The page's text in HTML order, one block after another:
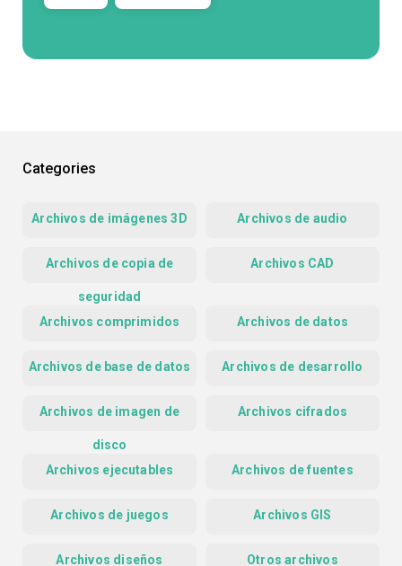
Categories
Archivos de imágenes 3D Archivos de audio
Archivos de copia de
seguridad
Archivos CAD
Archivos comprimidos Archivos de datos
Archivos de base de datos Archivos de desarrollo
Archivos de imagen de
disco
Archivos cifrados
Archivos ejecutables Archivos de fuentes
Archivos de juegos Archivos GIS
Archivos diseños Otros archivos